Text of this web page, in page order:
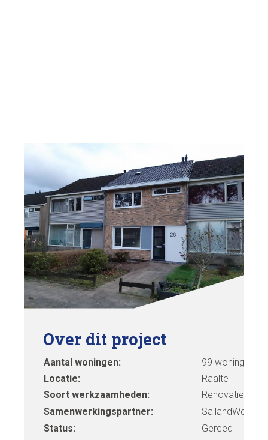
Over dit project
Aantal woningen:
99 woningen
Locatie:
Raalte
Soort werkzaamheden:
Renovatie
Samenwerkingspartner:
SallandWonen
Status:
Gereed